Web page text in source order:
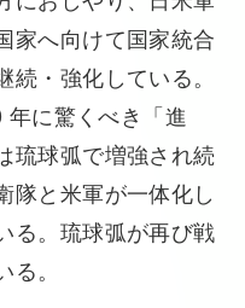
家へ向けて国家統合
・強化している。
に驚くべき「進
琉球弧で増強され続
隊と米軍が一体化し
る。琉球弧が再び戦
。